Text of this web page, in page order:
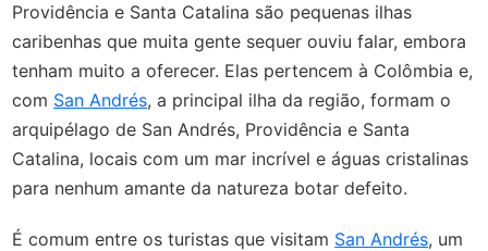
Providência e Santa Catalina são pequenas ilhas
caribenhas que muita gente sequer ouviu falar, embora
tenham muito a oferecer. Elas pertencem à Colômbia e,
com San Andrés, a principal ilha da região, formam o
arquipélago de San Andrés, Providência e Santa
Catalina, locais com um mar incrível e águas cristalinas
para nenhum amante da natureza botar defeito.
É comum entre os turistas que visitam San Andrés, um